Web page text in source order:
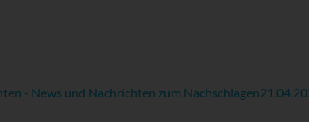
- News und Nachrichten zum Nachschlagen